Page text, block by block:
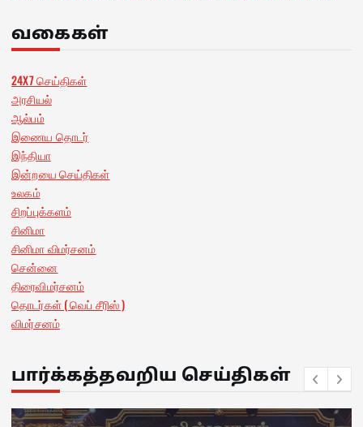
வகைகள்
24X7 செய்திகள்
அரசியல்
ஆல்பம்
இணைய தொடர்
இந்தியா
இன்றயை செய்திகள்
உலகம்
சிறப்புக்களம்
சினிமா
சினிமா விமர்சனம்
சென்னை
திரைவிமர்சனம்
தொடர்கள் ( வெப் சீரிஸ் )
விமர்சனம்
பார்க்கத்தவறிய செய்திகள்